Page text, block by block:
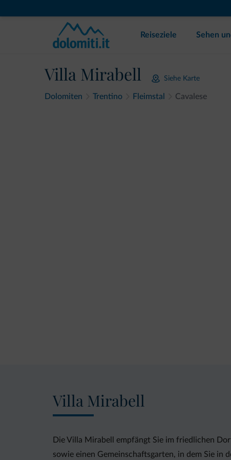
Reiseziele Sehen
Villa Mirabell Siehe Karte
Dolomiten Trentino Fleimstal Cavalese
Villa Mirabell
Die Villa Mirabell empfängt Sie im friedlichen
sowie einen Gemeinschaftsgarten, in dem Sie in